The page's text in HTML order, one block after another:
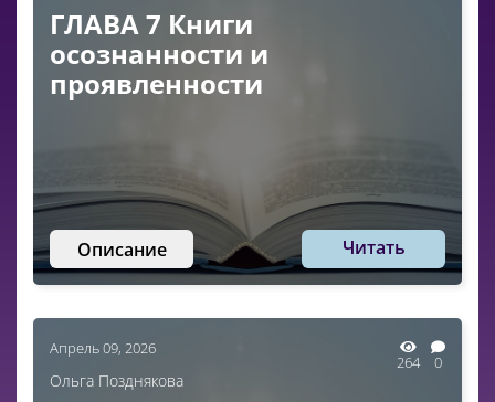
ГЛАВА 7 Книги
осознанности и
проявленности
Описание Читать
Апрель 09, 2026
264 0
Ольга Позднякова